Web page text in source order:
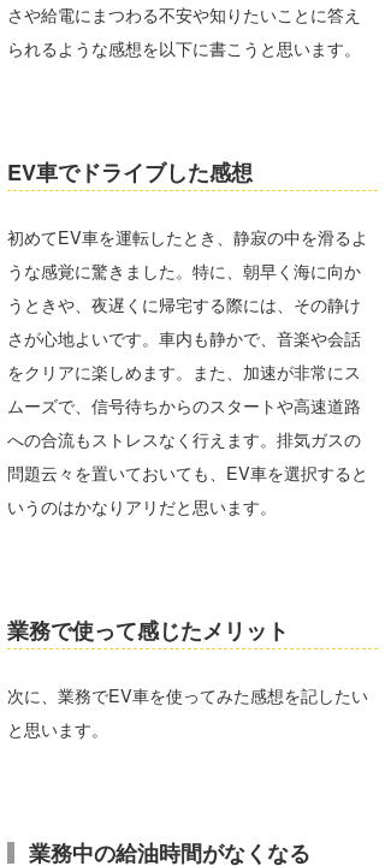
さや給電にまつわる不安や知りたいことに答え
られるような感想を以下に書こうと思います。
EV車でドライブした感想
初めてEV車を運転したとき、静寂の中を滑るよ
うな感覚に驚きました。特に、朝早く海に向か
うときや、夜遅くに帰宅する際には、その静け
さが心地よいです。車内も静かで、音楽や会話
をクリアに楽しめます。また、加速が非常にス
ムーズで、信号待ちからのスタートや高速道路
への合流もストレスなく行えます。排気ガスの
問題云々を置いておいても、EV車を選択すると
いうのはかなりアリだと思います。
業務で使って感じたメリット
次に、業務でEV車を使ってみた感想を記したい
と思います。
業務中の給油時間がなくなる
Naoya Kimoto
Yoshiyuki Obata
arukasvision
DELTA FORCE SURF
CBA Films
熊谷素子
WAVAL
中浦“JET”章
嵯峨明日香
進士剛光
田原啓江
植村未来
NOBUFUKU
大野”MAR”修聖
☆加藤
+☆maki☆+
Aichan
chan-U
ECE
G◎Da
H
KY
mitz
波伝説